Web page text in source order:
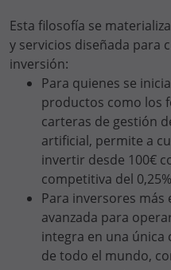
Esta filosofía se
y servicios diseñada para
inversión:
Para quienes se
productos como los
carteras de gestión
artificial, permite a
invertir desde 100€
competitiva del
Para inversores
avanzada para
integra en una única
de todo el mundo,